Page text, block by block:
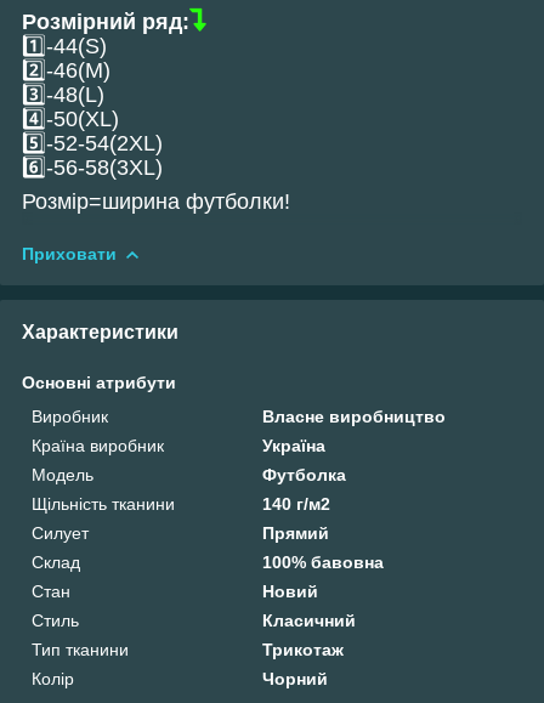
Розмірний ряд:
1️⃣-44(S)
2️⃣-46(M)
3️⃣-48(L)
4️⃣-50(XL)
5️⃣-52-54(2XL)
6️⃣-56-58(3XL)
Розмір=ширина футболки!
Приховати
Характеристики
Основні атрибути
Виробник
Власне виробництво
Країна виробник
Україна
Модель
Футболка
Щільність тканини
140 г/м2
Силует
Прямий
Склад
100% бавовна
Стан
Новий
Стиль
Класичний
Тип тканини
Трикотаж
Колір
Чорний